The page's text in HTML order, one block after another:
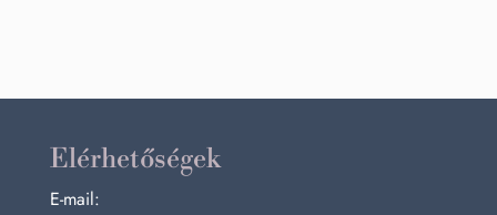
Elérhetőségek
E-mail: